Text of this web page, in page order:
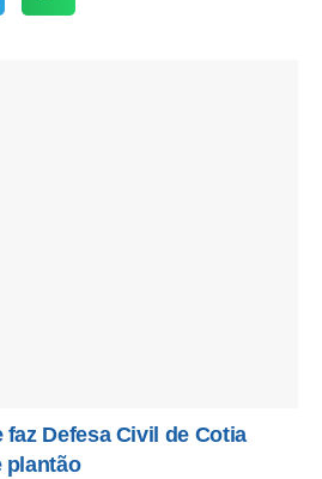
Defesa Civil de Cotia
plantão